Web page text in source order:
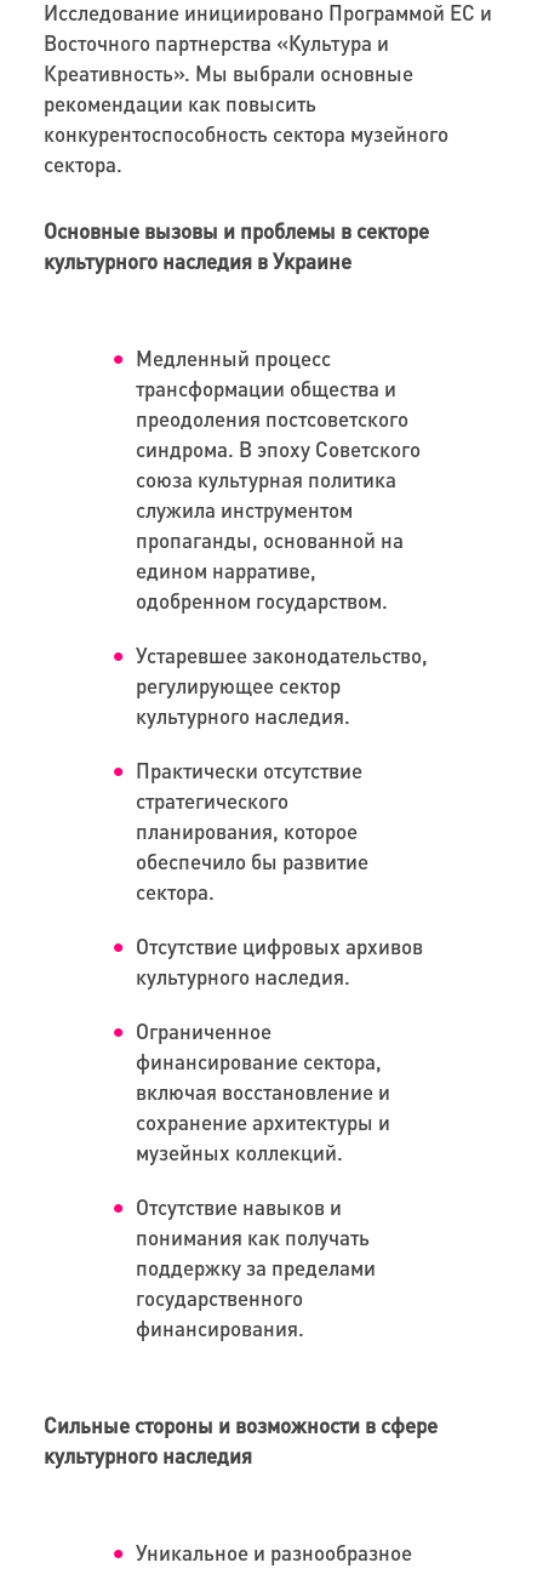
Исследование инициировано Программой ЕС и
Восточного партнерства «Культура и
Креативность». Мы выбрали основные
рекомендации как повысить
конкурентоспособность сектора музейного
сектора.
Основные вызовы и проблемы в секторе
культурного наследия в Украине
Медленный процесс
трансформации общества и
преодоления постсоветского
синдрома. В эпоху Советского
союза культурная политика
служила инструментом
пропаганды, основанной на
едином нарративе,
одобренном государством.
Устаревшее законодательство,
регулирующее сектор
культурного наследия.
Практически отсутствие
стратегического
планирования, которое
обеспечило бы развитие
сектора.
Отсутствие цифровых архивов
культурного наследия.
Ограниченное
финансирование сектора,
включая восстановление и
сохранение архитектуры и
музейных коллекций.
Отсутствие навыков и
понимания как получать
поддержку за пределами
государственного
финансирования.
Сильные стороны и возможности в сфере
культурного наследия
Уникальное и разнообразное